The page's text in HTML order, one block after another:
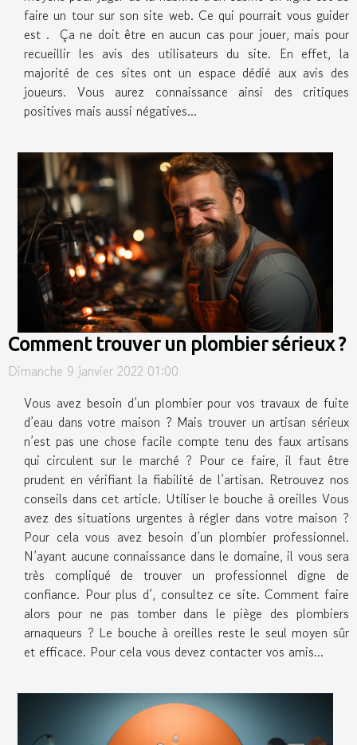
faire un tour sur son site web. Ce qui pourrait vous guider
est . Ça ne doit être en aucun cas pour jouer, mais pour
recueillir les avis des utilisateurs du site. En effet, la
majorité de ces sites ont un espace dédié aux avis des
joueurs. Vous aurez connaissance ainsi des critiques
positives mais aussi négatives...
Comment trouver un plombier sérieux ?
Dimanche 9 janvier 2022 01:00
Vous avez besoin d’un plombier pour vos travaux de fuite
d’eau dans votre maison ? Mais trouver un artisan sérieux
n’est pas une chose facile compte tenu des faux artisans
qui circulent sur le marché ? Pour ce faire, il faut être
prudent en vérifiant la fiabilité de l’artisan. Retrouvez nos
conseils dans cet article. Utiliser le bouche à oreilles Vous
avez des situations urgentes à régler dans votre maison ?
Pour cela vous avez besoin d’un plombier professionnel.
N’ayant aucune connaissance dans le domaine, il vous sera
très compliqué de trouver un professionnel digne de
confiance. Pour plus d’, consultez ce site. Comment faire
alors pour ne pas tomber dans le piège des plombiers
arnaqueurs ? Le bouche à oreilles reste le seul moyen sûr
et efficace. Pour cela vous devez contacter vos amis...